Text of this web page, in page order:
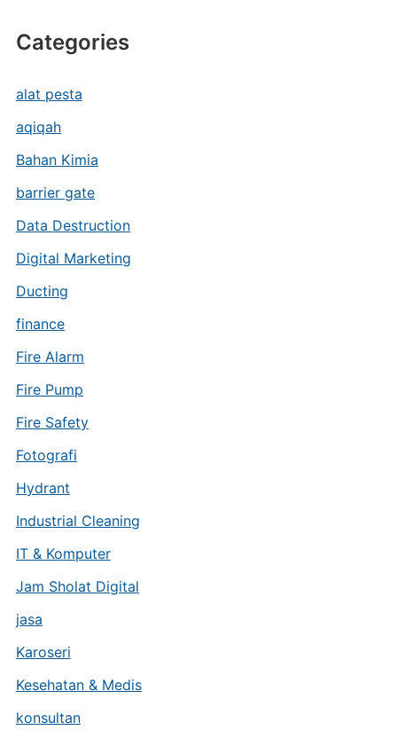
Categories
alat pesta
aqiqah
Bahan Kimia
barrier gate
Data Destruction
Digital Marketing
Ducting
finance
Fire Alarm
Fire Pump
Fire Safety
Fotografi
Hydrant
Industrial Cleaning
IT & Komputer
Jam Sholat Digital
jasa
Karoseri
Kesehatan & Medis
konsultan